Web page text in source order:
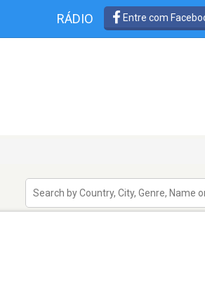
RÁDIO Entre com